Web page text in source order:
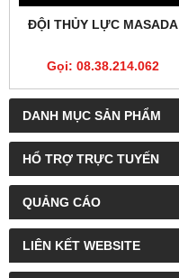
DANH MỤC SẢN PHẨM
HỔ TRỢ TRỰC TUYẾN
QUẢNG CÁO
LIÊN KẾT WEBSITE
ĐỘI THỦY LỰC MASADA
Gọi: 08.38.214.062